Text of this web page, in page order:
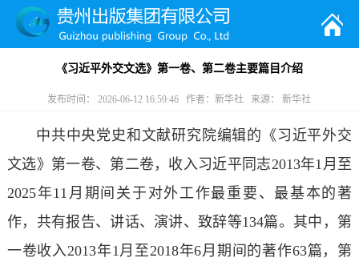
《习近平外交文选》第一卷、第二卷主要篇目介绍
发布时间： 2026-06-12 16:59:46 作者：新华社 来源： 新华社
中共中央党史和文献研究院编辑的《习近平外交
文选》第一卷、第二卷，收入习近平同志2013年1月至
2025年11月期间关于对外工作最重要、最基本的著
作，共有报告、讲话、演讲、致辞等134篇。其中，第
一卷收入2013年1月至2018年6月期间的著作63篇，第